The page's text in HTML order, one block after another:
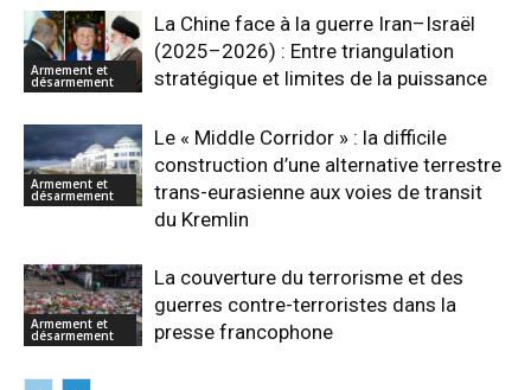
Armement et
désarmement
La Chine face à la guerre Iran–Israël
(2025–2026) : Entre triangulation
stratégique et limites de la puissance
Armement et
désarmement
Le « Middle Corridor » : la difficile
construction d’une alternative terrestre
trans-eurasienne aux voies de transit
du Kremlin
Armement et
désarmement
La couverture du terrorisme et des
guerres contre-terroristes dans la
presse francophone